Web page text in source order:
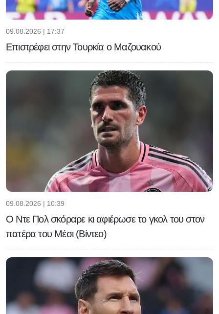
09.08.2026 | 17:37
Επιστρέφει στην Τουρκία ο Μαζουακού
09.08.2026 | 10:39
Ο Ντε Πολ σκόραρε κι αφιέρωσε το γκολ του στον
πατέρα του Μέσι (Βίντεο)